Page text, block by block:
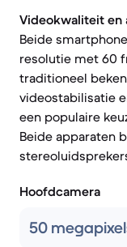
Videokwaliteit en
Beide
resolutie met 60
traditioneel
videostabilisatie
een populaire
Beide apparaten
Hoofdcamera
50